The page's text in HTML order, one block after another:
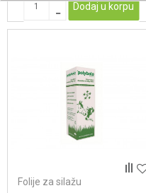
Dodaj u korpu
Folije za silažu